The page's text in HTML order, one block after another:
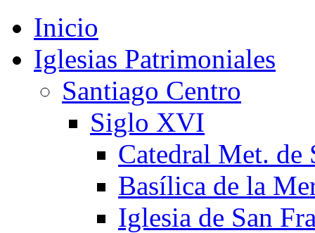
Inicio
Iglesias Patrimoniales
Santiago Centro
Siglo XVI
Catedral Met. de
Basílica de la
Iglesia de San